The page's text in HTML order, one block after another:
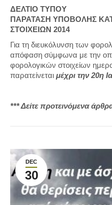
ΔΕΛΤΙΟ ΤΥΠΟΥ
ΠΑΡΑΤΑΣΗ ΥΠΟΒΟΛΗΣ
ΣΤΟΙΧΕΙΩΝ 2014
Για τη διευκόλυνση των
απόφαση σύμφωνα με την
φορολογικών στοιχείων
παρατείνεται μέχρι την 20η
*** Δείτε προτεινόμενα
DEC
30